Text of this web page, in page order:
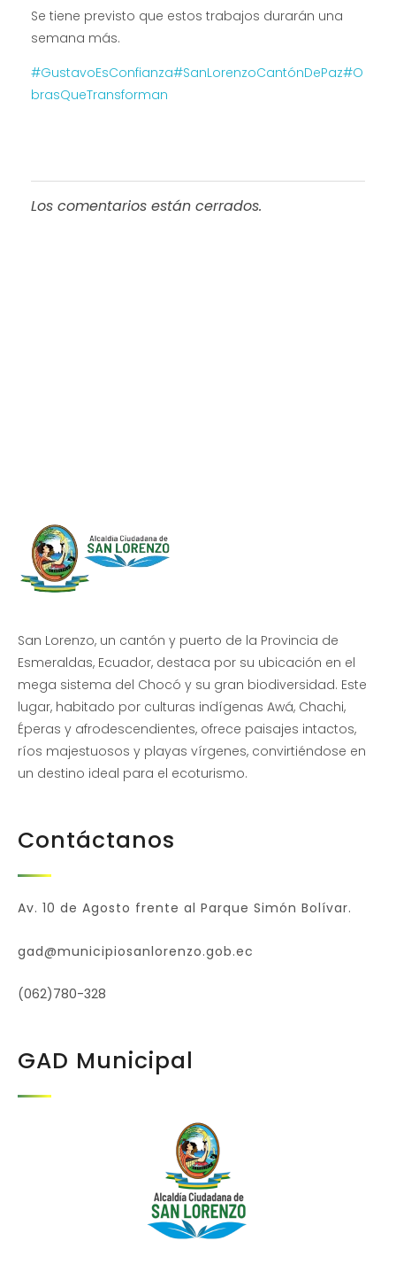
Se tiene previsto que estos trabajos durarán una
semana más.
#GustavoEsConfianza#SanLorenzoCantónDePaz#O
brasQueTransforman
Los comentarios están cerrados.
San Lorenzo, un cantón y puerto de la Provincia de
Esmeraldas, Ecuador, destaca por su ubicación en el
mega sistema del Chocó y su gran biodiversidad. Este
lugar, habitado por culturas indígenas Awá, Chachi,
Éperas y afrodescendientes, ofrece paisajes intactos,
ríos majestuosos y playas vírgenes, convirtiéndose en
un destino ideal para el ecoturismo.
Contáctanos
Av. 10 de Agosto frente al Parque Simón Bolívar.
gad@municipiosanlorenzo.gob.ec
(062)780-328
GAD Municipal